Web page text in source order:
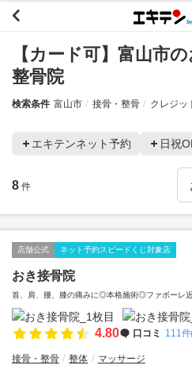
【カード可】富山市
整骨院
検索条件 富山市 接骨・整骨 クレジッ
エキテンネット予約 日祝
8 件
店舗公式 ネット予約スピードくじ対象店
おき接骨院
首、肩、腰、膝の痛みに◎本格施術◎ファボーレ
4.80 口コミ 111件
接骨・整骨 整体 マッサージ